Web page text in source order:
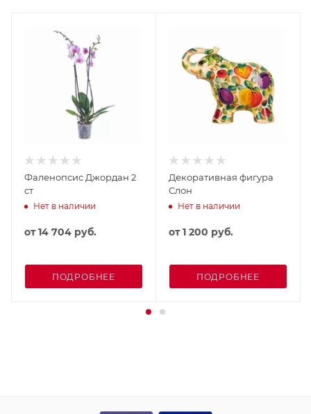
Фаленопсис Джордан 2
ст
Нет в наличии
от14 704 руб.
ПОДРОБНЕЕ
Декоративная фигура
Слон
Нет в наличии
от1 200 руб.
ПОДРОБНЕЕ